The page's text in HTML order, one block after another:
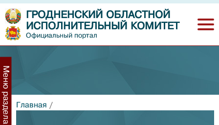
ГРОДНЕНСКИЙ ОБЛАСТНОЙ
ИСПОЛНИТЕЛЬНЫЙ КОМИТЕТ
Официальный портал
Меню раздела Главная /